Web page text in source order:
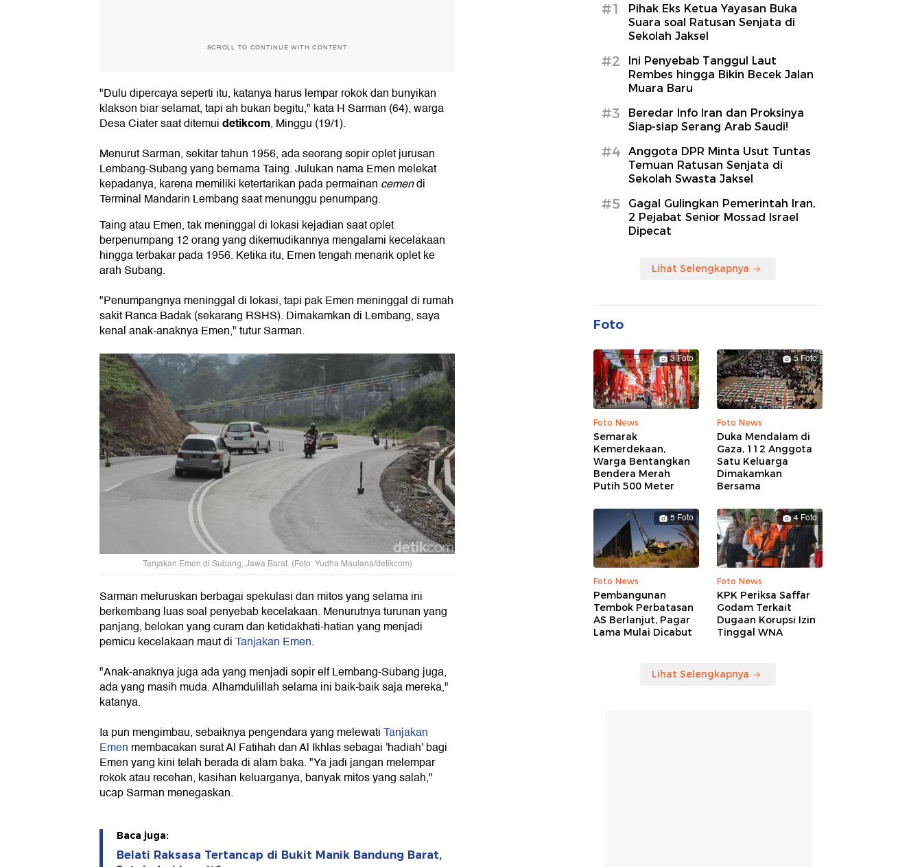
SCROLL TO CONTINUE WITH CONTENT
"Dulu dipercaya seperti itu, katanya harus lempar rokok dan bunyikan
klakson biar selamat, tapi ah bukan begitu," kata H Sarman (64), warga
Desa Ciater saat ditemuidetikcom, Minggu (19/1).
Menurut Sarman, sekitar tahun 1956, ada seorang sopir oplet jurusan
Lembang-Subang yang bernama Taing. Julukan nama Emen melekat
kepadanya, karena memiliki ketertarikan pada permainan cemendi
Terminal Mandarin Lembang saat menunggu penumpang.
Taing atau Emen, tak meninggal di lokasi kejadian saat oplet
berpenumpang 12 orang yang dikemudikannya mengalami kecelakaan
hingga terbakar pada 1956. Ketika itu, Emen tengah menarik oplet ke
arah Subang.
"Penumpangnya meninggal di lokasi, tapi pak Emen meninggal di rumah
sakit Ranca Badak (sekarang RSHS). Dimakamkan di Lembang, saya
kenal anak-anaknya Emen," tutur Sarman.
Tanjakan Emen di Subang, Jawa Barat. (Foto: Yudha Maulana/detikcom)
Sarman meluruskan berbagai spekulasi dan mitos yang selama ini
berkembang luas soal penyebab kecelakaan. Menurutnya turunan yang
panjang, belokan yang curam dan ketidakhati-hatian yang menjadi
pemicu kecelakaan maut diTanjakan Emen.
"Anak-anaknya juga ada yang menjadi sopir elf Lembang-Subang juga,
ada yang masih muda. Alhamdulillah selama ini baik-baik saja mereka,"
katanya.
Ia pun mengimbau, sebaiknya pengendara yang melewatiTanjakan
Emen membacakan surat Al Fatihah dan Al Ikhlas sebagai 'hadiah' bagi
Emen yang kini telah berada di alam baka. "Ya jadi jangan melempar
rokok atau recehan, kasihan keluarganya, banyak mitos yang salah,"
ucap Sarman menegaskan.
Baca juga:
Belati Raksasa Tertancap di Bukit Manik Bandung Barat,
#1
Pihak Eks Ketua Yayasan Buka
Suara soal Ratusan Senjata di
Sekolah Jaksel
#2
Ini Penyebab Tanggul Laut
Rembes hingga Bikin Becek Jalan
Muara Baru
#3
Beredar Info Iran dan Proksinya
Siap-siap Serang Arab Saudi!
#4
Anggota DPR Minta Usut Tuntas
Temuan Ratusan Senjata di
Sekolah Swasta Jaksel
#5
Gagal Gulingkan Pemerintah Iran,
2 Pejabat Senior Mossad Israel
Dipecat
Lihat Selengkapnya
Foto
3 Foto
Foto News
Semarak
Kemerdekaan,
Warga Bentangkan
Bendera Merah
Putih 500 Meter
5 Foto
Foto News
Duka Mendalam di
Gaza, 112 Anggota
Satu Keluarga
Dimakamkan
Bersama
5 Foto
Foto News
Pembangunan
Tembok Perbatasan
AS Berlanjut, Pagar
Lama Mulai Dicabut
4 Foto
Foto News
KPK Periksa Saffar
Godam Terkait
Dugaan Korupsi Izin
Tinggal WNA
Lihat Selengkapnya